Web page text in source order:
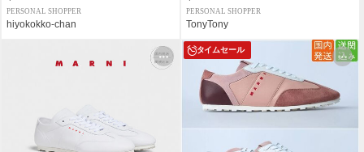
PERSONAL SHOPPER
hiyokokko-chan
PERSONAL SHOPPER
TonyTony
タイムセール